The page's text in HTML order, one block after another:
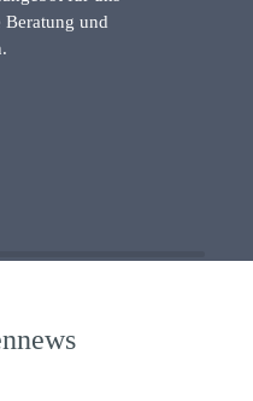
Beratung und